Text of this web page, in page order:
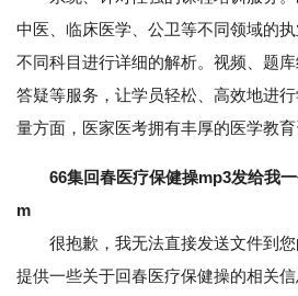
中医、临床医学、公卫等不同领域的
不同科目进行详细的解析。视频、题
答疑等服务，让学员轻松、高效地进
量方面，医家医考拥有丰厚的医学教育
66集回春医疗保健操mp3发给我
m
很抱歉，我无法直接发送文件到您
提供一些关于回春医疗保健操的相关